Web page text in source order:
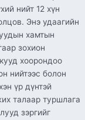
нийт 12 хүн
Энэ удаагийн
хамтын
зохион
хоорондоо
нийтээс болон
үр дүнтэй
талаар туршлага
зэргийг